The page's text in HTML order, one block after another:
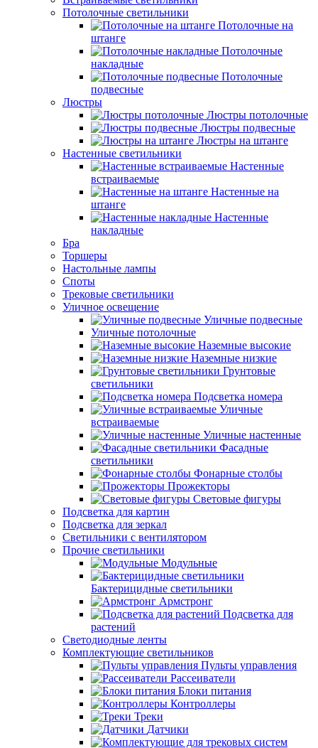
Потолочные светильники
Потолочные на
штанге
Потолочные
накладные
Потолочные
подвесные
Люстры
Люстры потолочные
Люстры подвесные
Люстры на штанге
Настенные светильники
Настенные
встраиваемые
Настенные на
штанге
Настенные
накладные
Бра
Торшеры
Настольные лампы
Споты
Трековые светильники
Уличное освещение
Уличные подвесные
Уличные потолочные
Наземные высокие
Наземные низкие
Грунтовые
светильники
Подсветка номера
Уличные
встраиваемые
Уличные настенные
Фасадные
светильники
Фонарные столбы
Прожекторы
Световые фигуры
Подсветка для картин
Подсветка для зеркал
Светильники с вентилятором
Прочие светильники
Модульные
Бактерицидные светильники
Армстронг
Подсветка для
растений
Светодиодные ленты
Комплектующие светильников
Пульты управления
Рассеиватели
Блоки питания
Контроллеры
Треки
Датчики